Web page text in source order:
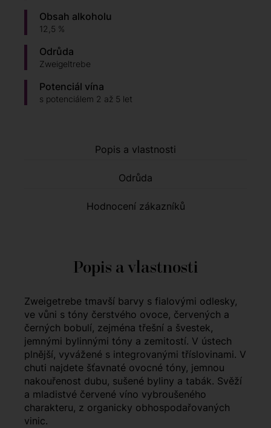
Obsah alkoholu
12,5 %
Odrůda
Zweigeltrebe
Potenciál vína
s potenciálem 2 až 5 let
Popis a vlastnosti
Odrůda
Hodnocení zákazníků
Popis a vlastnosti
Zweigetrebe tmavší barvy s fialovými odlesky,
ve vůni s tóny čerstvého ovoce, červených a
černých bobulí, zejména třešní a švestek,
jemnými bylinnými tóny a zemitostí. V ústech
plnější, vyvážené s integrovanými tříslovinami. V
chuti najdete šťavnaté ovocné tóny, jemnou
nakouřenost dubu, sušené byliny a tabák. Svěží
a mladistvé červené víno vybroušeného
charakteru, z organicky obhospodařovaných
vinic.